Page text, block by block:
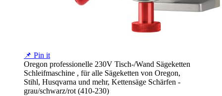
📌 Pin it
Oregon professionelle 230V Tisch-/Wand Sägeketten
Schleifmaschine , für alle Sägeketten von Oregon,
Stihl, Husqvarna und mehr, Kettensäge Schärfen -
grau/schwarz/rot (410-230)